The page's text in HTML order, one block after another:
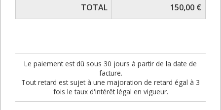
TOTAL
150,00 €
Le paiement est dû sous 30 jours à partir de la date de
facture.
Tout retard est sujet à une majoration de retard égal à 3
fois le taux d'intérêt légal en vigueur.